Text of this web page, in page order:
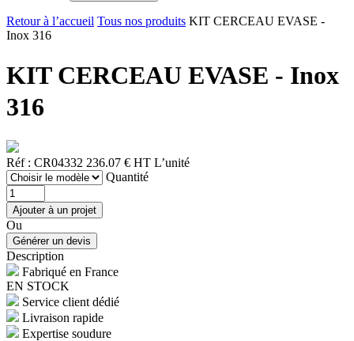
Retour à l’accueil Tous nos produits KIT CERCEAU EVASE -
Inox 316
KIT CERCEAU EVASE - Inox
316
Réf : CR04332 236.07 € HT L’unité
Quantité
Ou
Description
Fabriqué en France
EN STOCK
Service client dédié
Livraison rapide
Expertise soudure